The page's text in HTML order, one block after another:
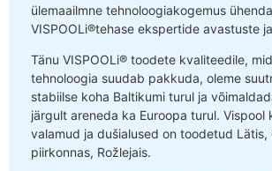
ülemaailmne tehnoloogiakogemus
VISPOOLi®tehase ekspertide avastuste
Tänu VISPOOLi® toodete kvaliteedile,
tehnoloogia suudab pakkuda, oleme
stabiilse koha Baltikumi turul ja
järgult areneda ka Euroopa turul. Vispool
valamud ja dušialused on toodetud Lätis,
piirkonnas, Rožlejais.